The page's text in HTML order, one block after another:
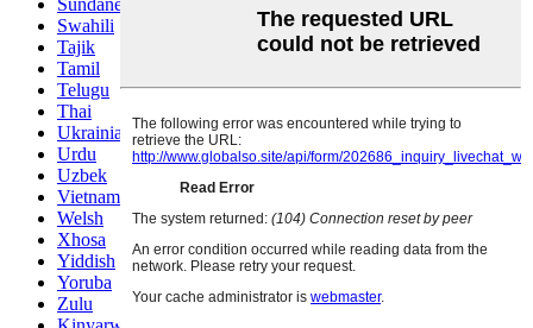
Sundanese
Swahili
Tajik
Tamil
Telugu
Thai
Ukrainian
Urdu
Uzbek
Vietnamese
Welsh
Xhosa
Yiddish
Yoruba
Zulu